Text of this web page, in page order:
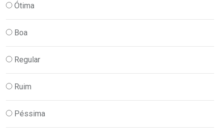
Ótima
Boa
Regular
Ruim
Péssima